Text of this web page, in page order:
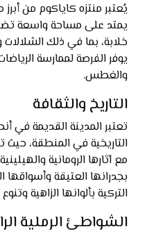
يُعتبر منتزه كاياكوم من
يمتد على مساحة واسعة
خلابة، بما في ذلك الشلالات
يوفر الفرصة لممارسة
والغطس.
التاريخ والثقافة
تعتبر المدينة القديمة في
التاريخية في المنطقة، حيث
مع آثارها الرومانية
بجدرانها العتيقة
التركية بألوانها الزاهية
الشواطئ الرملية